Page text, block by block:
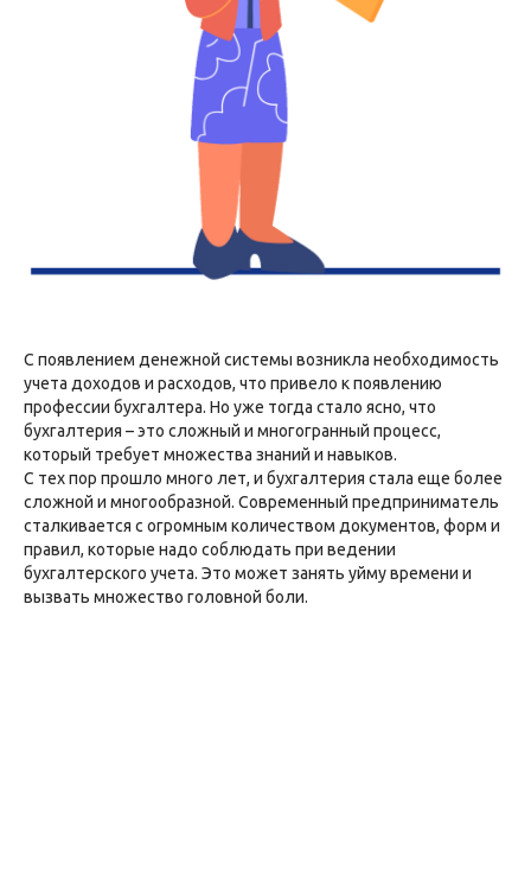
С появлением денежной системы возникла необходимость
учета доходов и расходов, что привело к появлению
профессии бухгалтера. Но уже тогда стало ясно, что
бухгалтерия – это сложный и многогранный процесс,
который требует множества знаний и навыков.
С тех пор прошло много лет, и бухгалтерия стала еще более
сложной и многообразной. Современный предприниматель
сталкивается с огромным количеством документов, форм и
правил, которые надо соблюдать при ведении
бухгалтерского учета. Это может занять уйму времени и
вызвать множество головной боли.